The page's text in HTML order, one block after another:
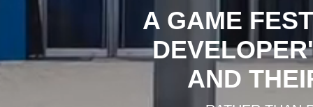
A GAME
AND